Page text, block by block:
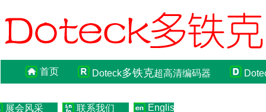
首页 Doteck多铁克超高清编码器
展会风采 联系我们 English